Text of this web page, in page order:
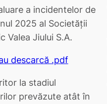
a incidentelor de
2025 al Societăţii
Valea Jiului S.A.
descarcă .pdf
la stadiul
prevăzute atât în